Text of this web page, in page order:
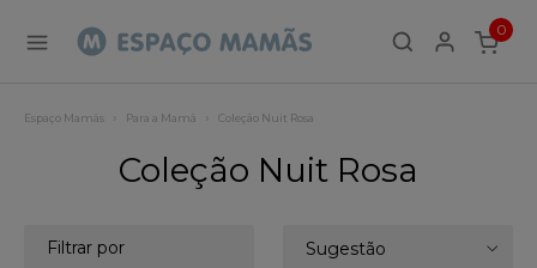
0
ITEMS
Espaço Mamãs Para a Mamã Coleção Nuit Rosa
Coleção Nuit Rosa
Sugestão
Filtrar por